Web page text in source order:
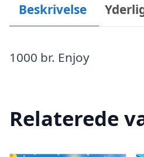
Beskrivelse
1000 br. Enjoy
Relaterede